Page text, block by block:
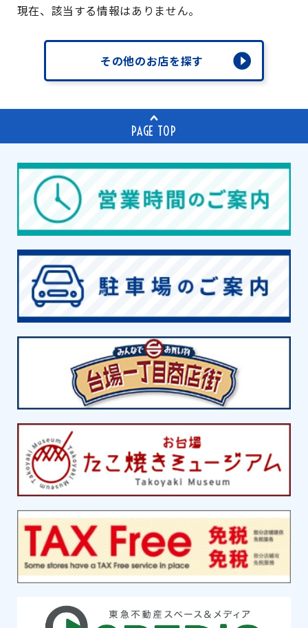
現在、該当する情報はありません。
その他のお店を探す
PAGE TOP